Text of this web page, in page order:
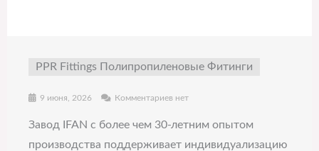
PPR Fittings Полипропиленовые Фитинги
9 июня, 2026 Комментариев нет
Завод IFAN с более чем 30-летним опытом
производства поддерживает индивидуализацию